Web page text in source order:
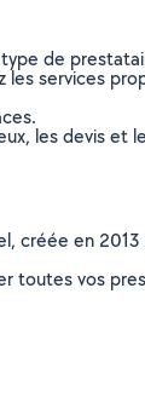
de
services
les devis
en
toutes vos